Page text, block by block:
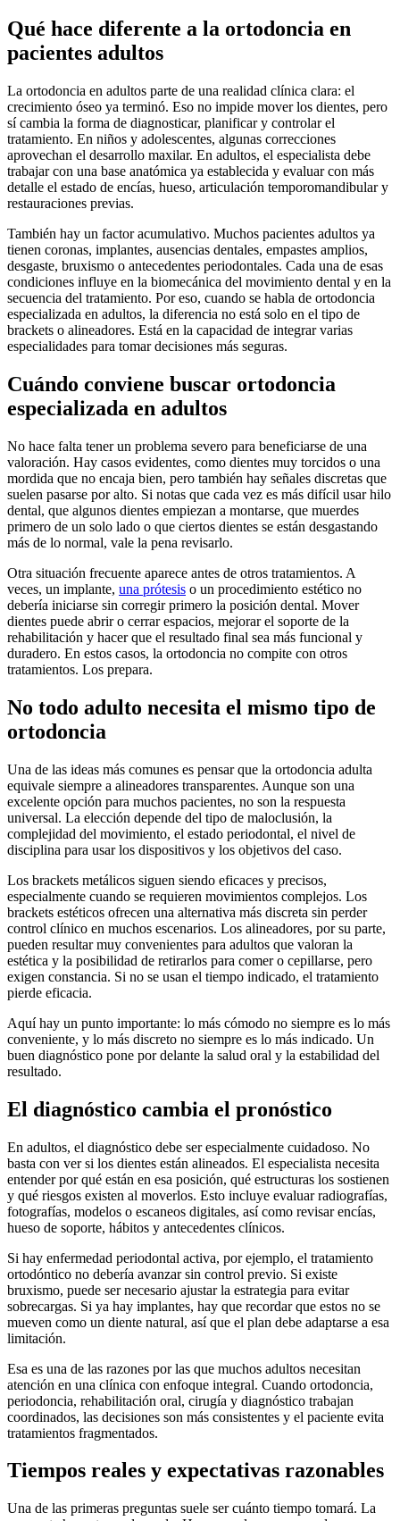
Qué hace diferente a la ortodoncia en
pacientes adultos
La ortodoncia en adultos parte de una realidad clínica clara: el
crecimiento óseo ya terminó. Eso no impide mover los dientes, pero
sí cambia la forma de diagnosticar, planificar y controlar el
tratamiento. En niños y adolescentes, algunas correcciones
aprovechan el desarrollo maxilar. En adultos, el especialista debe
trabajar con una base anatómica ya establecida y evaluar con más
detalle el estado de encías, hueso, articulación temporomandibular y
restauraciones previas.
También hay un factor acumulativo. Muchos pacientes adultos ya
tienen coronas, implantes, ausencias dentales, empastes amplios,
desgaste, bruxismo o antecedentes periodontales. Cada una de esas
condiciones influye en la biomecánica del movimiento dental y en la
secuencia del tratamiento. Por eso, cuando se habla de ortodoncia
especializada en adultos, la diferencia no está solo en el tipo de
brackets o alineadores. Está en la capacidad de integrar varias
especialidades para tomar decisiones más seguras.
Cuándo conviene buscar ortodoncia
especializada en adultos
No hace falta tener un problema severo para beneficiarse de una
valoración. Hay casos evidentes, como dientes muy torcidos o una
mordida que no encaja bien, pero también hay señales discretas que
suelen pasarse por alto. Si notas que cada vez es más difícil usar hilo
dental, que algunos dientes empiezan a montarse, que muerdes
primero de un solo lado o que ciertos dientes se están desgastando
más de lo normal, vale la pena revisarlo.
Otra situación frecuente aparece antes de otros tratamientos. A
veces, un implante, una prótesis o un procedimiento estético no
debería iniciarse sin corregir primero la posición dental. Mover
dientes puede abrir o cerrar espacios, mejorar el soporte de la
rehabilitación y hacer que el resultado final sea más funcional y
duradero. En estos casos, la ortodoncia no compite con otros
tratamientos. Los prepara.
No todo adulto necesita el mismo tipo de
ortodoncia
Una de las ideas más comunes es pensar que la ortodoncia adulta
equivale siempre a alineadores transparentes. Aunque son una
excelente opción para muchos pacientes, no son la respuesta
universal. La elección depende del tipo de maloclusión, la
complejidad del movimiento, el estado periodontal, el nivel de
disciplina para usar los dispositivos y los objetivos del caso.
Los brackets metálicos siguen siendo eficaces y precisos,
especialmente cuando se requieren movimientos complejos. Los
brackets estéticos ofrecen una alternativa más discreta sin perder
control clínico en muchos escenarios. Los alineadores, por su parte,
pueden resultar muy convenientes para adultos que valoran la
estética y la posibilidad de retirarlos para comer o cepillarse, pero
exigen constancia. Si no se usan el tiempo indicado, el tratamiento
pierde eficacia.
Aquí hay un punto importante: lo más cómodo no siempre es lo más
conveniente, y lo más discreto no siempre es lo más indicado. Un
buen diagnóstico pone por delante la salud oral y la estabilidad del
resultado.
El diagnóstico cambia el pronóstico
En adultos, el diagnóstico debe ser especialmente cuidadoso. No
basta con ver si los dientes están alineados. El especialista necesita
entender por qué están en esa posición, qué estructuras los sostienen
y qué riesgos existen al moverlos. Esto incluye evaluar radiografías,
fotografías, modelos o escaneos digitales, así como revisar encías,
hueso de soporte, hábitos y antecedentes clínicos.
Si hay enfermedad periodontal activa, por ejemplo, el tratamiento
ortodóntico no debería avanzar sin control previo. Si existe
bruxismo, puede ser necesario ajustar la estrategia para evitar
sobrecargas. Si ya hay implantes, hay que recordar que estos no se
mueven como un diente natural, así que el plan debe adaptarse a esa
limitación.
Esa es una de las razones por las que muchos adultos necesitan
atención en una clínica con enfoque integral. Cuando ortodoncia,
periodoncia, rehabilitación oral, cirugía y diagnóstico trabajan
coordinados, las decisiones son más consistentes y el paciente evita
tratamientos fragmentados.
Tiempos reales y expectativas razonables
Una de las primeras preguntas suele ser cuánto tiempo tomará. La